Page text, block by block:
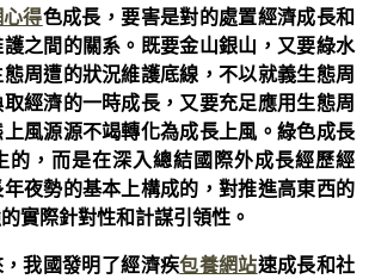
得色成長，要害是對的處置經濟成長和
之間的關系。既要金山銀山，又要綠水
周遭的狀況維護底線，不以就義生態周
經濟的一時成長，又要充足應用生態周
風源源不竭轉化為成長上風。綠色成長
的，而是在深入總結國際外成長經歷經
夜勢的基本上構成的，對推進高東西的
實際針對性和計謀引領性。
我國發明了經濟疾包養網站速成長和社